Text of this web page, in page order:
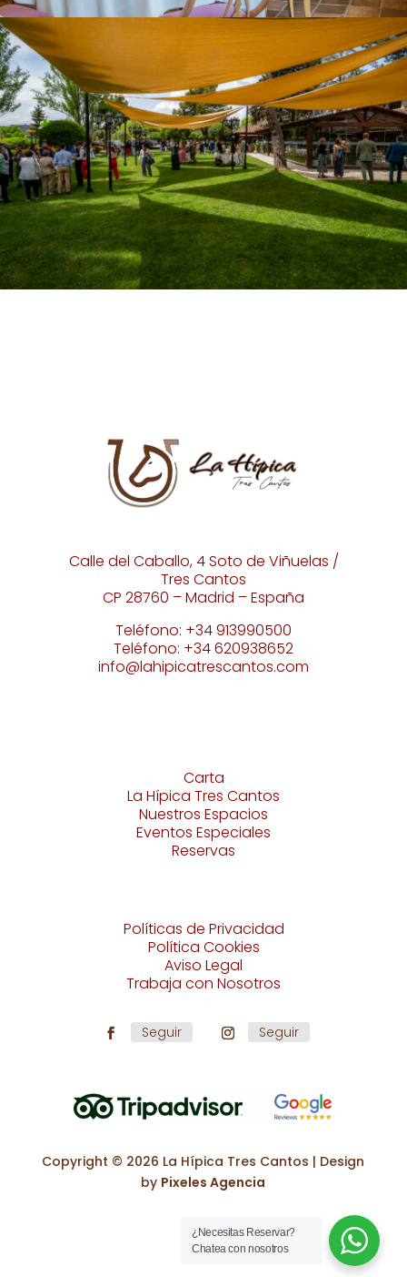
Calle del Caballo, 4 Soto de Viñuelas /
Tres Cantos
CP 28760 – Madrid – España
Teléfono: +34 913990500
Teléfono: +34 620938652
info@lahipicatrescantos.com
Carta
La Hípica Tres Cantos
Nuestros Espacios
Eventos Especiales
Reservas
Políticas de Privacidad
Política Cookies
Aviso Legal
Trabaja con Nosotros
Seguir Seguir
Copyright © 2026 La Hípica Tres Cantos | Design
by Pixeles Agencia
¿Necesitas Reservar?
Chatea con nosotros